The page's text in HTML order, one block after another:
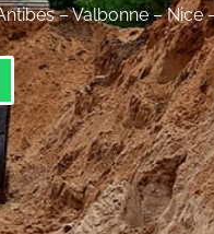
– Valbonne – Nice